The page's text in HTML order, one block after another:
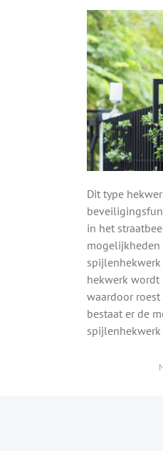
Dit type
in het
hekwerk
waardoor roest
bestaat er de